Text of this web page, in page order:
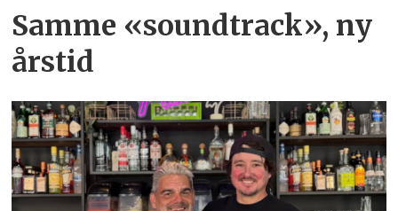
Samme «soundtrack», ny
årstid